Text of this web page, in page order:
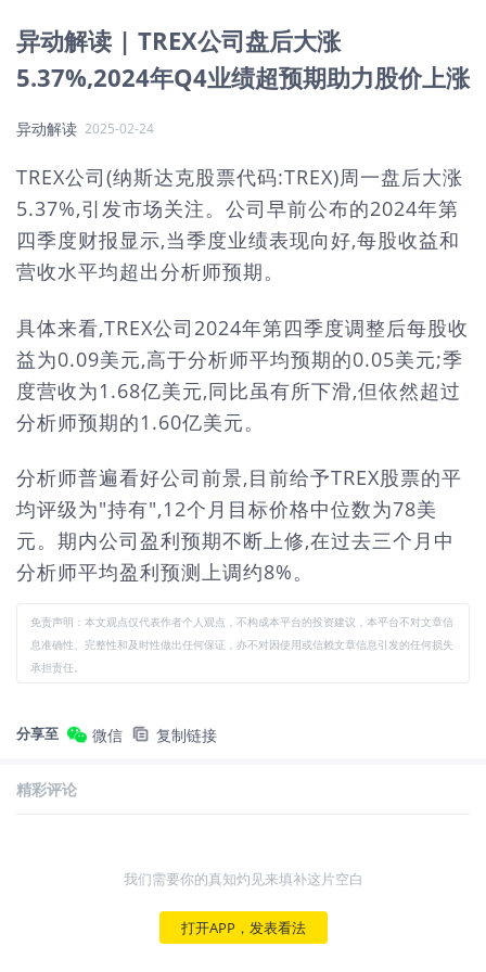
异动解读 | TREX公司盘后大涨
5.37%,2024年Q4业绩超预期助力股价上涨
异动解读 2025-02-24
TREX公司(纳斯达克股票代码:TREX)周一盘后大涨
5.37%,引发市场关注。公司早前公布的2024年第
四季度财报显示,当季度业绩表现向好,每股收益和
营收水平均超出分析师预期。
具体来看,TREX公司2024年第四季度调整后每股收
益为0.09美元,高于分析师平均预期的0.05美元;季
度营收为1.68亿美元,同比虽有所下滑,但依然超过
分析师预期的1.60亿美元。
分析师普遍看好公司前景,目前给予TREX股票的平
均评级为"持有",12个月目标价格中位数为78美
元。期内公司盈利预期不断上修,在过去三个月中
分析师平均盈利预测上调约8%。
免责声明：本文观点仅代表作者个人观点，不构成本平台的投资建议，本平台不对文章信
息准确性、完整性和及时性做出任何保证，亦不对因使用或信赖文章信息引发的任何损失
承担责任。
分享至 微信 复制链接
精彩评论
我们需要你的真知灼见来填补这片空白
打开APP，发表看法